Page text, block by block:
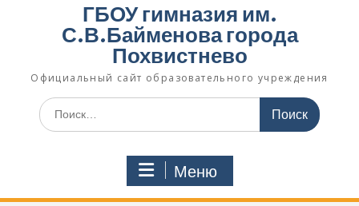
ГБОУ гимназия им.
С.В.Байменова города
Похвистнево
Официальный сайт образовательного учреждения
Поиск
по:
Меню